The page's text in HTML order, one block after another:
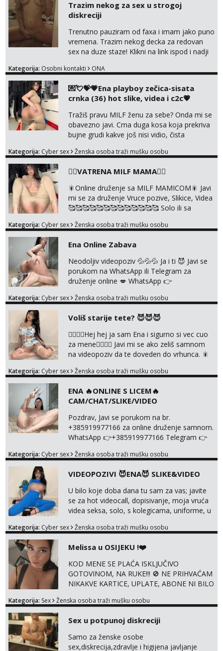
Trazim nekog za sex u strogoj
diskreciji
Trenutno pauziram od faxa i imam jako puno
vremena. Trazim nekog decka za redovan
sex na duze staze! Klikni na link ispod i nadji
Kategorija: Osobni kontakti ONA
💌💘💝💗Ena playboy zečica-sisata
crnka (36) hot slike, videa i c2c💗
Tražiš pravu MILF ženu za sebe? Onda mi se
obavezno javi. Crna duga kosa koja prekriva
bujne grudi kakve još nisi vidio, čista
pričam. Prave pune usne koje će ti se urezati
Uvijek sam spremna za ONLOINE zabavu.
Volim vruće u porukama uz pokoju fotku.
Radim slikice i videa po tvojoj želji te imam
raznih mater...
Kategorija: Cyber sex Ženska osoba traži mušku osobu
❤️‍🔥VATRENA MILF MAMA❤️‍🔥
🎇Online druženje sa MILF MAMICOM🎇 Javi
mi se za druženje Vruce pozive, Slikice, Videa
🥰🥰🥰🥰🥰🥰🥰🥰🥰🥰🥰🥰🥰 Solo ili sa
WhatsApp ili Telegram WhatsApp 👉
@enafriedrichkis 🤬NE RADIM SASTANKE I
DRUZENJA UZIVO🤬
Kategorija: Cyber sex Ženska osoba traži mušku osobu
Ena Online Zabava
Neodoljiv videopoziv 💦💦💦 Ja i ti 😈 Javi se
porukom na WhatsApp ili Telegram za
druženje online 💋 WhatsApp 👉
@enafriedrichkis NEE radimo sastnke uzivo
Kategorija: Cyber sex Ženska osoba traži mušku osobu
Voliš starije tete? 😈😈😈
❤️‍🔥❤️‍🔥Hej hej ja sam Ena i sigurno si vec cuo
za mene❤️‍🔥❤️‍🔥 Javi mi se ako zeliš samnom
na videopoziv da te doveden do vrhunca. 🎇
@enafriedrichkis Radim samo ONLINE I
Kategorija: Cyber sex Ženska osoba traži mušku osobu
ENA 🔥ONLINE S LICEM🔥
CAM/CHAT/SLIKE/VIDEO
Pozdrav, Javi se porukom na br.
+385919977166 za online druženje samnom.
WhatsApp 👉+385919977166 Telegram 👉
solo i s partnerom, kolegicama
haljine, štikle, samostojeće itd. Nudim
svakakva videa seksa, pušenje, razne
lokacije, suradnje s kolegicama, fetiši..
Dopisivanje i slike također radim. NIŠTA UŽI...
Kategorija: Cyber sex Ženska osoba traži mušku osobu
VIDEOPOZIVI 😈ENA😈 SLIKE&VIDEO
U bilo koje doba dana tu sam za vas; javite
se za hot videocall, dopisivanje, moja vruća
videa seksa, solo, s kolegicama, uniforme, u
+385919977166 Telegram 👉
UŽIVO
Kategorija: Cyber sex Ženska osoba traži mušku osobu
Melissa u OSIJEKU !❤️
KOD MENE SE PLAĆA ISKLJUČIVO
GOTOVINOM, NA RUKE!!! 🚫 NE PRIHVAĆAM
NIKAKVE KARTICE, UPLATE, ABONE NI BILO
SAMO GOTOVINA!!! Moje fotografije su
za dopisivanja Za dogovor mi piši direktno na
WhatsApp – ako znaš što želiš, bit će ti
nagrađeno.
Kategorija: Sex Ženska osoba traži mušku osobu
Sex u potpunoj diskreciji
Samo za ženske osobe
sex,diskrecija,zdravlje i higijena javljanje